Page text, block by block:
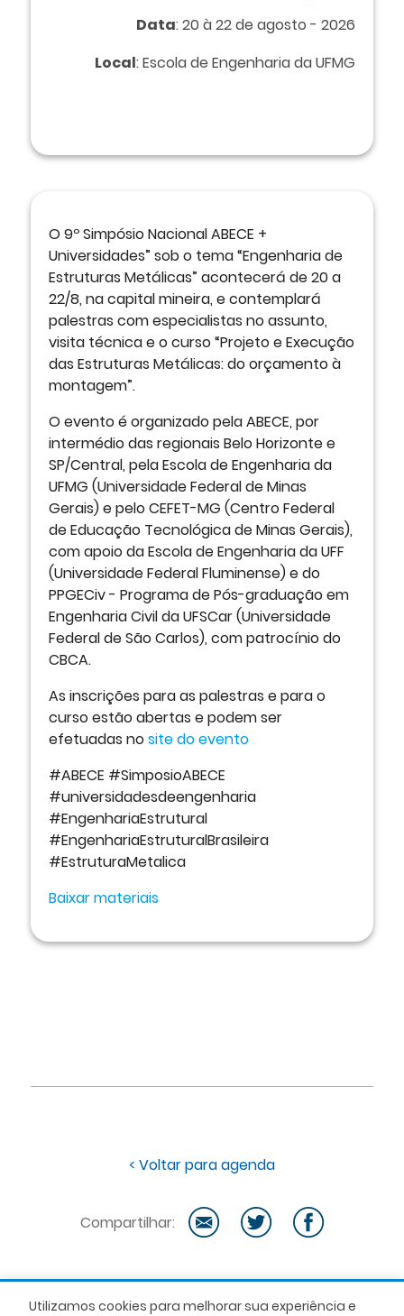
Data: 20 à 22 de agosto - 2026
Local: Escola de Engenharia da UFMG
O 9º Simpósio Nacional ABECE +
Universidades” sob o tema “Engenharia de
Estruturas Metálicas” acontecerá de 20 a
22/8, na capital mineira, e contemplará
palestras com especialistas no assunto,
visita técnica e o curso “Projeto e Execução
das Estruturas Metálicas: do orçamento à
montagem”.
O evento é organizado pela ABECE, por
intermédio das regionais Belo Horizonte e
SP/Central, pela Escola de Engenharia da
UFMG (Universidade Federal de Minas
Gerais) e pelo CEFET-MG (Centro Federal
de Educação Tecnológica de Minas Gerais),
com apoio da Escola de Engenharia da UFF
(Universidade Federal Fluminense) e do
PPGECiv - Programa de Pós-graduação em
Engenharia Civil da UFSCar (Universidade
Federal de São Carlos), com patrocínio do
CBCA.
As inscrições para as palestras e para o
curso estão abertas e podem ser
efetuadas nosite do evento
#ABECE #SimposioABECE
#universidadesdeengenharia
#EngenhariaEstrutural
#EngenhariaEstruturalBrasileira
#EstruturaMetalica
Baixar materiais
< Voltar para agenda
Compartilhar:
Utilizamos cookies para melhorar sua experiência e